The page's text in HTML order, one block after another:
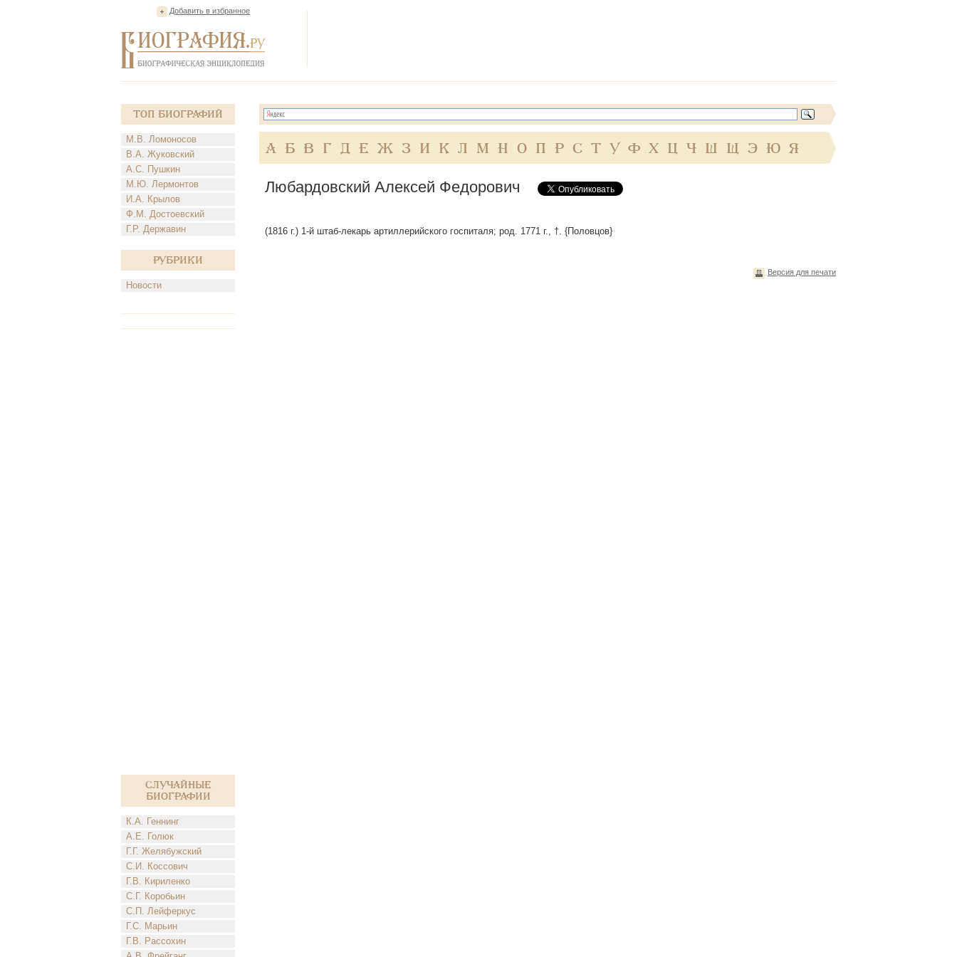
Добавить в избранное
Топ Биографий
М.В. Ломоносов
В.А. Жуковский
А.С. Пушкин
М.Ю. Лермонтов
И.А. Крылов
Ф.М. Достоевский
Г.Р. Державин
Рубрики
Новости
Случайные
биографии
К.А. Геннинг
А.Е. Голюк
Г.Г. Желябужский
С.И. Коссович
Г.В. Кириленко
С.Г. Коробьин
С.П. Лейферкус
Г.С. Марьин
Г.В. Рассохин
А Б В Г Д Е Ж З И К Л М Н О П Р С Т У Ф Х Ц Ч Ш Щ Э Ю Я
Любардовский Алексей Федорович
(1816 г.) 1-й штаб-лекарь артиллерийского госпиталя; род. 1771 г., †. {Половцов}
Версия для печати